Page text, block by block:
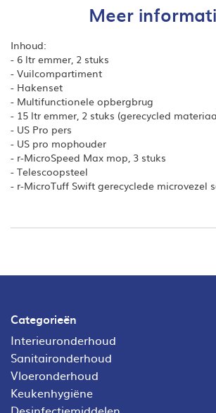
Meer
Inhoud:
- 6 ltr emmer, 2 stuks
- Vuilcompartiment
- Hakenset
- Multifunctionele opbergbrug
- 15 ltr emmer, 2 stuks (gerecycled
- US Pro pers
- US pro mophouder
- r-MicroSpeed Max mop, 3 stuks
- Telescoopsteel
- r-MicroTuff Swift gerecyclede microvezel
Categorieën
Interieuronderhoud
Sanitaironderhoud
Vloeronderhoud
Keukenhygiëne